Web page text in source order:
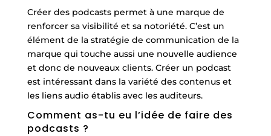
Créer des podcasts permet à une marque de
renforcer sa visibilité et sa notoriété. C’est un
élément de la stratégie de communication de la
marque qui touche aussi une nouvelle audience
et donc de nouveaux clients. Créer un podcast
est intéressant dans la variété des contenus et
les liens audio établis avec les auditeurs.
Comment as-tu eu l’idée de faire des
podcasts ?